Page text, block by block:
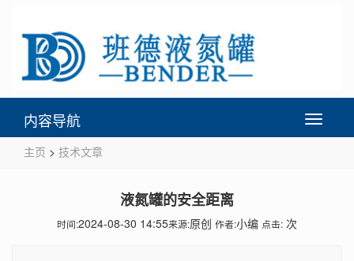
Toggle
内容导航
主页 > 技术文章
液氮罐的安全距离
时间:2024-08-30 14:55来源:原创 作者:小编 点击: 次